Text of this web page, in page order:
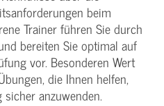
beim
Trainer führen Sie durch
bereiten Sie optimal auf
vor. Besonderen Wert
die Ihnen helfen,
anzuwenden.